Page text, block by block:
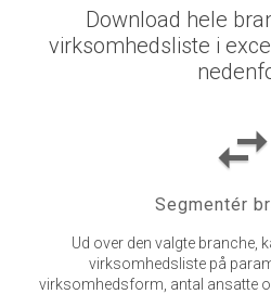
Download hele
virksomhedsliste i
swap_horiz
Segmentér
Ud over den valgte branche,
virksomhedsliste på
virksomhedsform, antal ansatte